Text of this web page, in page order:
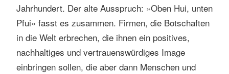
Jahrhundert. Der alte Ausspruch: »Oben Hui, unten
Pfui« fasst es zusammen. Firmen, die Botschaften
in die Welt erbrechen, die ihnen ein positives,
nachhaltiges und vertrauenswürdiges Image
einbringen sollen, die aber dann Menschen und